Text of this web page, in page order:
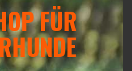
FÜR